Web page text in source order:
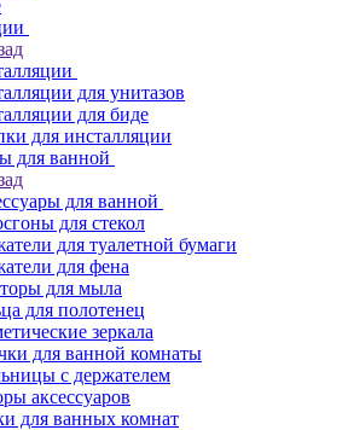
для унитазов
для биде
для инсталляции
для ванной
для ванной
для стекол
для туалетной бумаги
для фена
для мыла
для полотенец
зеркала
для ванной комнаты
с держателем
аксессуаров
для ванных комнат